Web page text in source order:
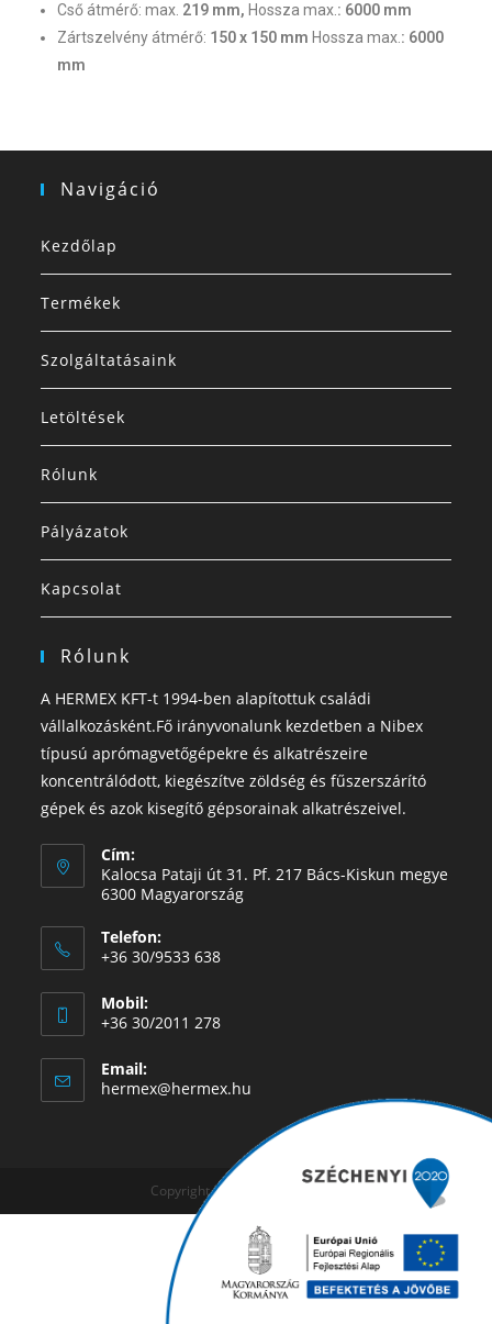
Cső átmérő: max. 219 mm, Hossza max.: 6000 mm
Zártszelvény átmérő: 150 x 150 mm Hossza max.: 6000
mm
Navigáció
Kezdőlap
Termékek
Szolgáltatásaink
Letöltések
Rólunk
Pályázatok
Kapcsolat
Rólunk
A HERMEX KFT-t 1994-ben alapítottuk családi
vállalkozásként.Fő irányvonalunk kezdetben a Nibex
típusú aprómagvetőgépekre és alkatrészeire
koncentrálódott, kiegészítve zöldség és fűszerszárító
gépek és azok kisegítő gépsorainak alkatrészeivel.
Cím:
Kalocsa Pataji út 31. Pf. 217 Bács-Kiskun megye
6300 Magyarország
Telefon:
+36 30/9533 638
Mobil:
+36 30/2011 278
Email:
hermex@hermex.hu
Copyright © 2019 - Hermex Kft.